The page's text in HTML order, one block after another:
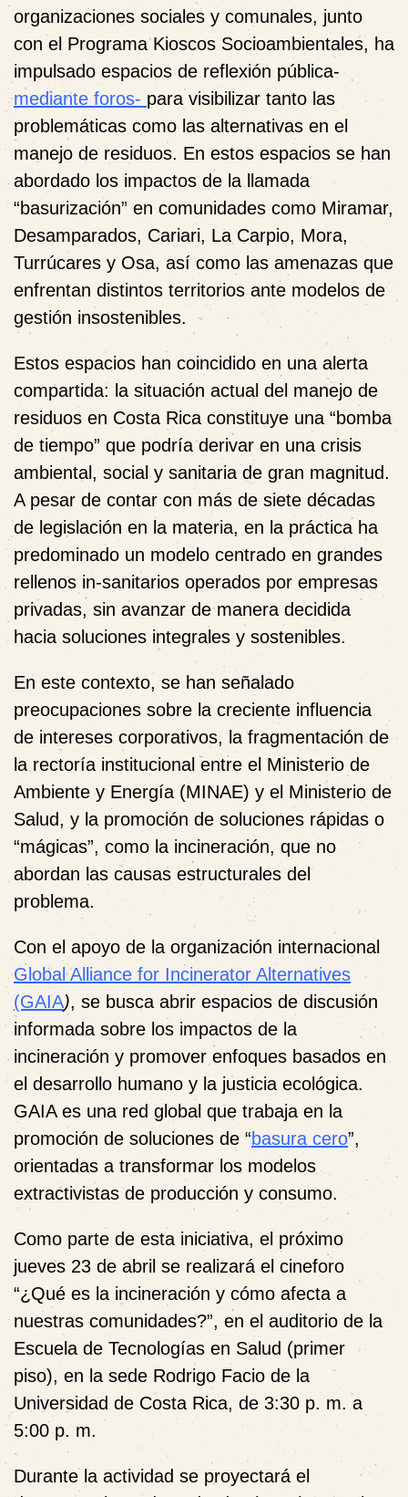
organizaciones sociales y comunales, junto
con el Programa Kioscos Socioambientales, ha
impulsado espacios de reflexión pública-
mediante foros- para visibilizar tanto las
problemáticas como las alternativas en el
manejo de residuos. En estos espacios se han
abordado los impactos de la llamada
“basurización” en comunidades como Miramar,
Desamparados, Cariari, La Carpio, Mora,
Turrúcares y Osa, así como las amenazas que
enfrentan distintos territorios ante modelos de
gestión insostenibles.
Estos espacios han coincidido en una alerta
compartida: la situación actual del manejo de
residuos en Costa Rica constituye una “bomba
de tiempo” que podría derivar en una crisis
ambiental, social y sanitaria de gran magnitud.
A pesar de contar con más de siete décadas
de legislación en la materia, en la práctica ha
predominado un modelo centrado en grandes
rellenos in-sanitarios operados por empresas
privadas, sin avanzar de manera decidida
hacia soluciones integrales y sostenibles.
En este contexto, se han señalado
preocupaciones sobre la creciente influencia
de intereses corporativos, la fragmentación de
la rectoría institucional entre el Ministerio de
Ambiente y Energía (MINAE) y el Ministerio de
Salud, y la promoción de soluciones rápidas o
“mágicas”, como la incineración, que no
abordan las causas estructurales del
problema.
Con el apoyo de la organización internacional
Global Alliance for Incinerator Alternatives
(GAIA), se busca abrir espacios de discusión
informada sobre los impactos de la
incineración y promover enfoques basados en
el desarrollo humano y la justicia ecológica.
GAIA es una red global que trabaja en la
promoción de soluciones de “basura cero”,
orientadas a transformar los modelos
extractivistas de producción y consumo.
Como parte de esta iniciativa, el próximo
jueves 23 de abril se realizará el cineforo
“¿Qué es la incineración y cómo afecta a
nuestras comunidades?”, en el auditorio de la
Escuela de Tecnologías en Salud (primer
piso), en la sede Rodrigo Facio de la
Universidad de Costa Rica, de 3:30 p. m. a
5:00 p. m.
Durante la actividad se proyectará el